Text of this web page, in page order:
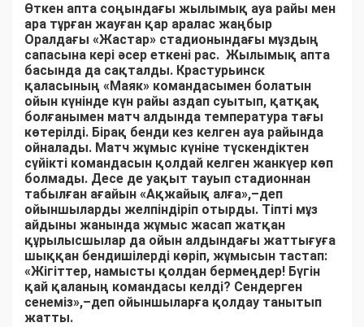
Өткен апта соңындағы жылымық ауа райы мен
ара тұрған жауған қар аралас жаңбыр
Оралдағы «Жастар» стадионындағы мұздың
сапасына кері әсер еткені рас. Жылымық апта
басында да сақталды. Крастурьинск
қаласының «Маяк» командасымен болатын
ойын күнінде күн райы аздап суытып, қатқақ
болғанымен матч алдында температура тағы
көтерілді. Бірақ бенди кез келген ауа райында
ойналады. Матч жұмыс күніне түскендіктен
сүйікті командасын қолдай келген жанкүер көп
болмады. Десе де уақыт тауып стадионнан
табылған ағайын «Ақжайық алға»,–деп
ойыншыларды желпіндіріп отырды. Тіпті мұз
айдыны жанында жұмыс жасап жатқан
құрылысшылар да ойын алдындағы жаттығуға
шыққан бендишілерді көріп, жұмысын тастап:
«Жігіттер, намысты қолдан бермеңдер! Бүгін
қай қаланың командасы келді? Сендерген
сенеміз»,–деп ойыншыларға қолдау танытып
жатты.